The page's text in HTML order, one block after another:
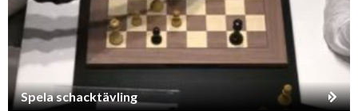
Spela schacktävling